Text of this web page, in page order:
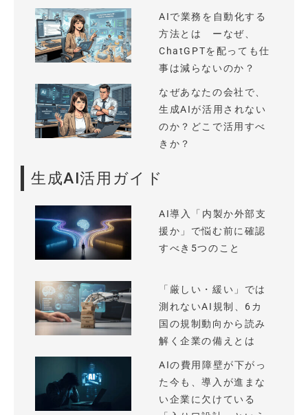
AIで業務を自動化する
方法とは ーなぜ、
ChatGPTを配っても仕
事は減らないのか？
なぜあなたの会社で、
生成AIが活用されない
のか？どこで活用すべ
きか？
生成AI活用ガイド
AI導入「内製か外部支
援か」で悩む前に確認
すべき5つのこと
「厳しい・緩い」では
測れないAI規制、6カ
国の規制動向から読み
解く企業の備えとは
AIの費用障壁が下がっ
た今も、導入が進まな
い企業に欠けている